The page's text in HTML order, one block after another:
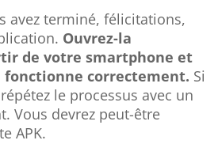
avez terminé, félicitations,
Ouvrez-la
de votre smartphone et
fonctionne correctement. Si
le processus avec un
Vous devrez peut-être
APK.